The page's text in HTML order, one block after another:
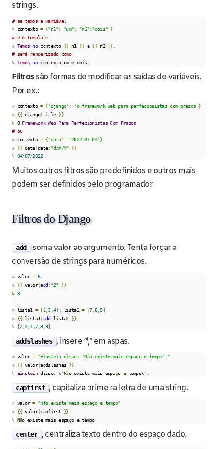
strings.
# se temos a variável
» contexto = {"n1": "um"; "n2":"dois";}
# e o template
⎀ Temos no contexto {{ n1 }} e {{ n2 }}.
# será renderizado como
↳ Temos no contexto um e dois
Filtrossão formas de modificar as saídas de variáveis.
Por ex.:
» contexto = {'django' : 'o framework web para perfecionistas com prazos' }
⎀ {{ django|title }}
↳ O Framework Web Para Perfecionistas Com Prazos
# ou
» contexto = {'data' : '2022-07-04'}
⎀ {{ data|date: "d/m/Y" }}
↳ 04/07/2022
Muitos outros filtros são predefinidos e outros mais
podem ser definidos pelo programador.
Filtros do Django
add
soma valor ao argumento. Tenta forçar a
conversão de strings para numéricos.
» valor = 6
⎀ {{ valor|add: "2" }}
↳ 8
» lista1 = [2,3, 4]; lista2 = [7, 8,9]
⎀ {{ lista1 |add:lista2 }}
↳
[2 3,4, 7,8,9]
addslashes , insere “\” em aspas.
» valor = "Einstein disse: 'Não existe mais espaço e tempo'."
⎀ {{ valor|addslashes }}
↳ Einstein disse: \'Não existe mais espaço e tempo\'
capfirst , capitaliza primeira letra de uma string.
» valor = "não existe mais espaço e tempo"
⎀ {{ valor|capfirst }}
↳ Não existe mais espaço e tempo
center , centraliza texto dentro do espaço dado.